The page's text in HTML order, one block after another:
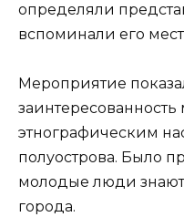
определяли
вспоминали его
Мероприятие
этнографическим
полуострова. Было
молодые люди
города.